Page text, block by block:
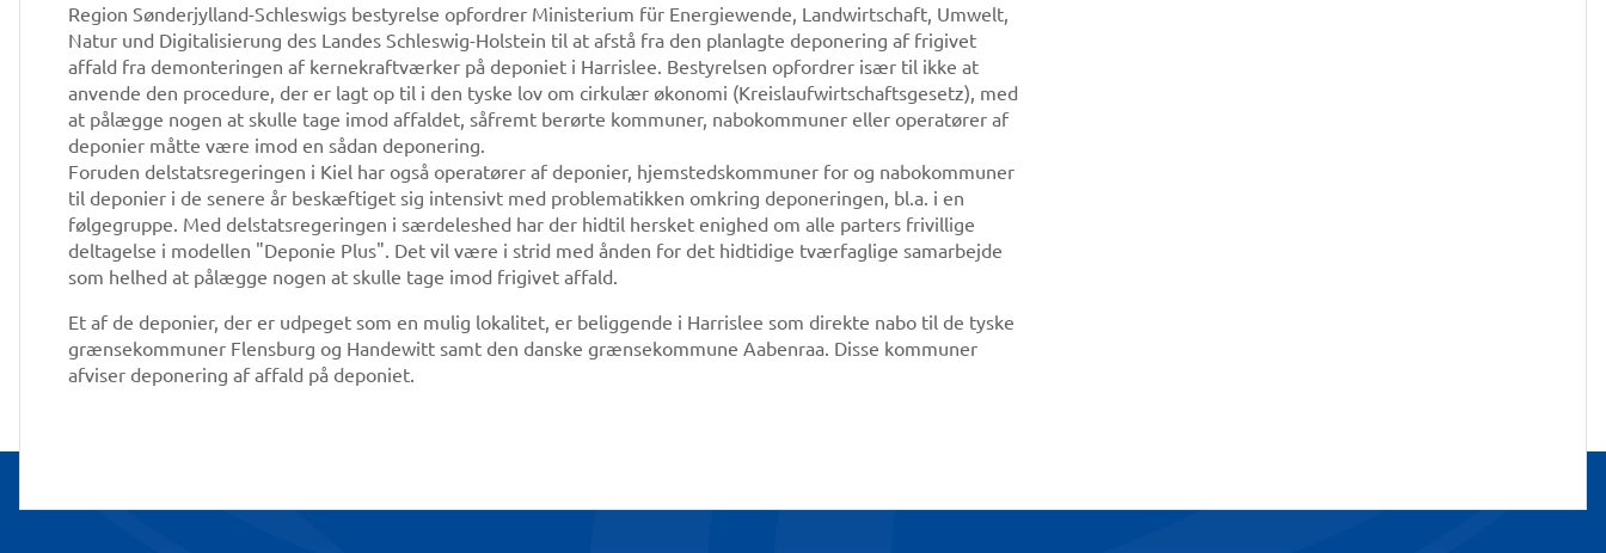
Region Sønderjylland-Schleswigs bestyrelse opfordrer Ministerium für Energiewende, Landwirtschaft, Umwelt,
Natur und Digitalisierung des Landes Schleswig-Holstein til at afstå fra den planlagte deponering af frigivet
affald fra demonteringen af kernekraftværker på deponiet i Harrislee. Bestyrelsen opfordrer især til ikke at
anvende den procedure, der er lagt op til i den tyske lov om cirkulær økonomi (Kreislaufwirtschaftsgesetz), med
at pålægge nogen at skulle tage imod affaldet, såfremt berørte kommuner, nabokommuner eller operatører af
deponier måtte være imod en sådan deponering.
Foruden delstatsregeringen i Kiel har også operatører af deponier, hjemstedskommuner for og nabokommuner
til deponier i de senere år beskæftiget sig intensivt med problematikken omkring deponeringen, bl.a. i en
følgegruppe. Med delstatsregeringen i særdeleshed har der hidtil hersket enighed om alle parters frivillige
deltagelse i modellen "Deponie Plus". Det vil være i strid med ånden for det hidtidige tværfaglige samarbejde
som helhed at pålægge nogen at skulle tage imod frigivet affald.
Et af de deponier, der er udpeget som en mulig lokalitet, er beliggende i Harrislee som direkte nabo til de tyske
grænsekommuner Flensburg og Handewitt samt den danske grænsekommune Aabenraa. Disse kommuner
afviser deponering af affald på deponiet.